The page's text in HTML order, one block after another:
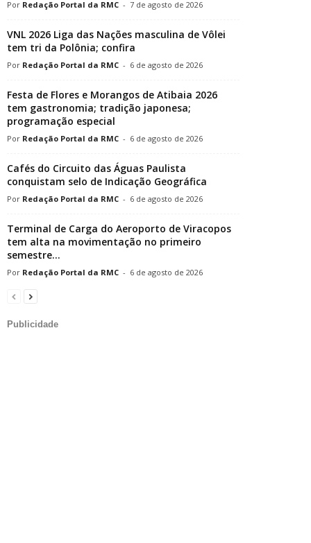
Redação Portal da RMC - 7 de agosto de 2026
VNL 2026 Liga das Nações masculina de Vôlei
tem tri da Polônia; confira
Redação Portal da RMC - 6 de agosto de 2026
Festa de Flores e Morangos de Atibaia 2026
tem gastronomia; tradição japonesa;
programação especial
Redação Portal da RMC - 6 de agosto de 2026
Cafés do Circuito das Águas Paulista
conquistam selo de Indicação Geográfica
Redação Portal da RMC - 6 de agosto de 2026
Terminal de Carga do Aeroporto de Viracopos
tem alta na movimentação no primeiro
semestre...
Redação Portal da RMC - 6 de agosto de 2026
Publicidade